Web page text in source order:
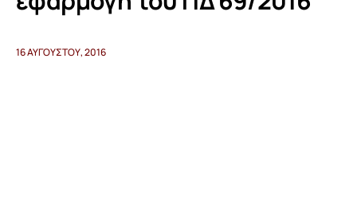
16 ΑΥΓΟΎΣΤΟΥ, 2016